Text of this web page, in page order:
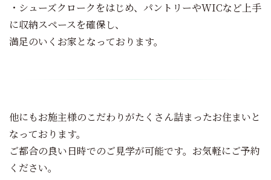
・シューズクロークをはじめ、パントリーやWICなど上手
に収納スペースを確保し、
満足のいくお家となっております。
他にもお施主様のこだわりがたくさん詰まったお住まいと
なっております。
ご都合の良い日時でのご見学が可能です。お気軽にご予約
ください。